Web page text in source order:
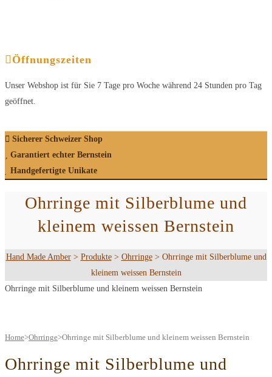
Öffnungszeiten
Unser Webshop ist für Sie 7 Tage pro Woche während 24 Stunden pro Tag
geöffnet.
Sicherer Schweizer Shop
Garantiert echter Bernstein
Handgefertigte Unikate
Ohrringe mit Silberblume und
kleinem weissen Bernstein
Hand Made Amber> Produkte> Ohrringe> Ohrringe mit Silberblume und
kleinem weissen Bernstein
Ohrringe mit Silberblume und kleinem weissen Bernstein
Home>Ohrringe>Ohrringe mit Silberblume und kleinem weissen Bernstein
Ohrringe mit Silberblume und